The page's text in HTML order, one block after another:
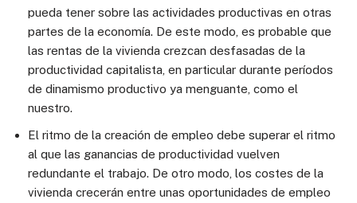
pueda tener sobre las actividades productivas en otras
partes de la economía. De este modo, es probable que
las rentas de la vivienda crezcan desfasadas de la
productividad capitalista, en particular durante períodos
de dinamismo productivo ya menguante, como el
nuestro.
El ritmo de la creación de empleo debe superar el ritmo
al que las ganancias de productividad vuelven
redundante el trabajo. De otro modo, los costes de la
vivienda crecerán entre unas oportunidades de empleo